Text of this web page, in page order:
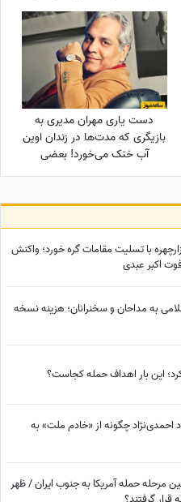
دست یاری مهران مدیری به
بازیگری که مدت‌ها در زندان اوین
آب خنک می‌خورد! بعضی
نیست که...
با تسلیت مقامات گره خورد؛ واکنش
اکبر عبدی
به مداحان و سخنرانان؛ هزینه نسخه
کرد؛ این بار اهداف حمله کجاست؟
چگونه از «خادم ملت» به
مرحله حمله آمریکا به جنوب ایران / ظهر